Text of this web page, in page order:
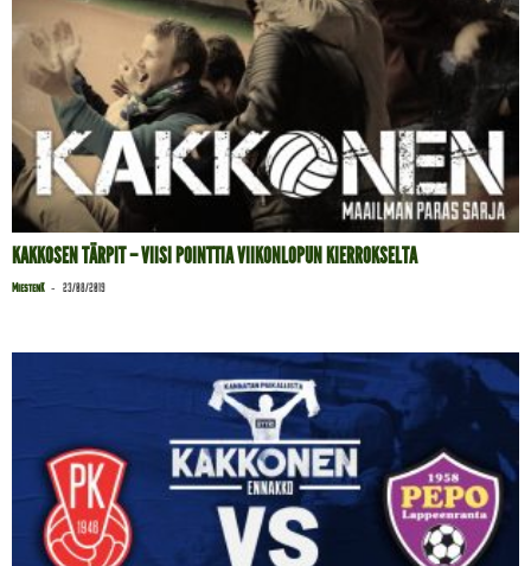
KAKKOSEN TÄRPIT – VIISI POINTTIA VIIKONLOPUN KIERROKSELTA
MiestenK - 23/08/2019